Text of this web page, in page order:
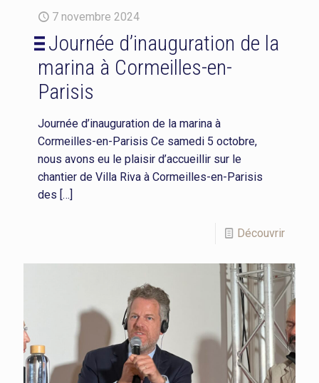
7 novembre 2024
Journée d’inauguration de la
marina à Cormeilles-en-
Parisis
Journée d’inauguration de la marina à
Cormeilles-en-Parisis Ce samedi 5 octobre,
nous avons eu le plaisir d’accueillir sur le
chantier de Villa Riva à Cormeilles-en-Parisis
des […]
Découvrir